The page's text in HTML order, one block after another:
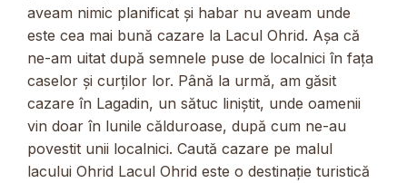
aveam nimic planificat și habar nu aveam unde
este cea mai bună cazare la Lacul Ohrid. Așa că
ne-am uitat după semnele puse de localnici în fața
caselor și curților lor. Până la urmă, am găsit
cazare în Lagadin, un sătuc liniștit, unde oamenii
vin doar în lunile călduroase, după cum ne-au
povestit unii localnici. Caută cazare pe malul
lacului Ohrid Lacul Ohrid este o destinație turistică